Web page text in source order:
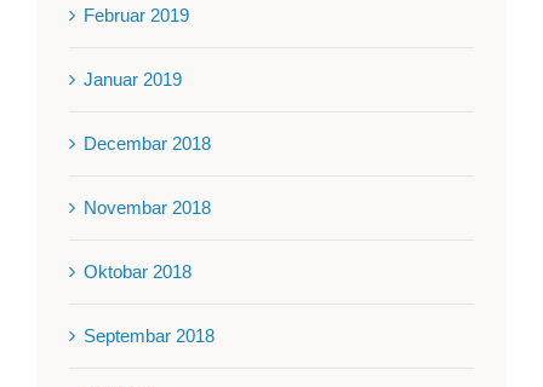
Februar 2019
Januar 2019
Decembar 2018
Novembar 2018
Oktobar 2018
Septembar 2018